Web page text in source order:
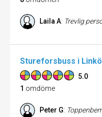
Laila A: Trevlig
Stureforsbuss i
5.0
1 omdöme
Peter G: